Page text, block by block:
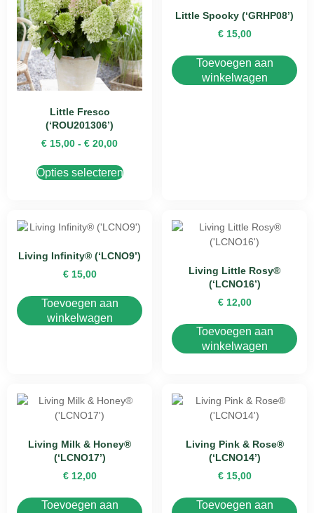
Little Fresco
(‘ROU201306’)
€ 15,00 - € 20,00
Opties selecteren
Little Spooky (‘GRHP08’)
€15,00
Toevoegen aan
winkelwagen
Living Infinity® (‘LCNO9’)
€15,00
Toevoegen aan
winkelwagen
Living Little Rosy®
(‘LCNO16’)
€12,00
Toevoegen aan
winkelwagen
Living Milk & Honey®
(‘LCNO17’)
€12,00
Toevoegen aan
Living Pink & Rose®
(‘LCNO14’)
€15,00
Toevoegen aan